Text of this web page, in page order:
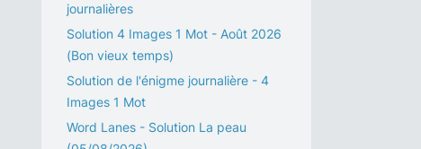
journalières
Solution 4 Images 1 Mot - Août 2026
(Bon vieux temps)
Solution de l'énigme journalière - 4
Images 1 Mot
Word Lanes - Solution La peau